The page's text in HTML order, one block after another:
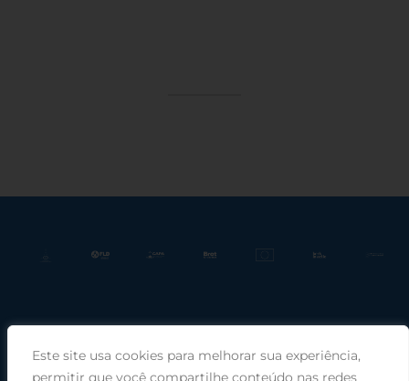
Este site usa cookies para melhorar sua experiência,
permitir que você compartilhe conteúdo nas redes
Praça Rui Barbosa, 220, sala 66, Porto Alegre, RS, 90030-100 |